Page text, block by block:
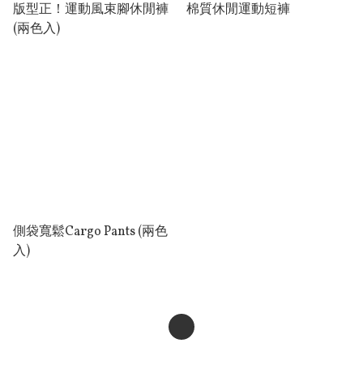
版型正！運動風束腳休閒褲
(兩色入)
棉質休閒運動短褲
側袋寬鬆Cargo Pants (兩色
入)